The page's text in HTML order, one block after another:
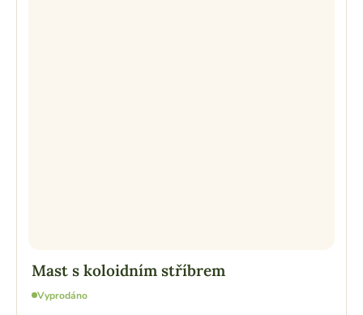
Mast s koloidním stříbrem
Vyprodáno